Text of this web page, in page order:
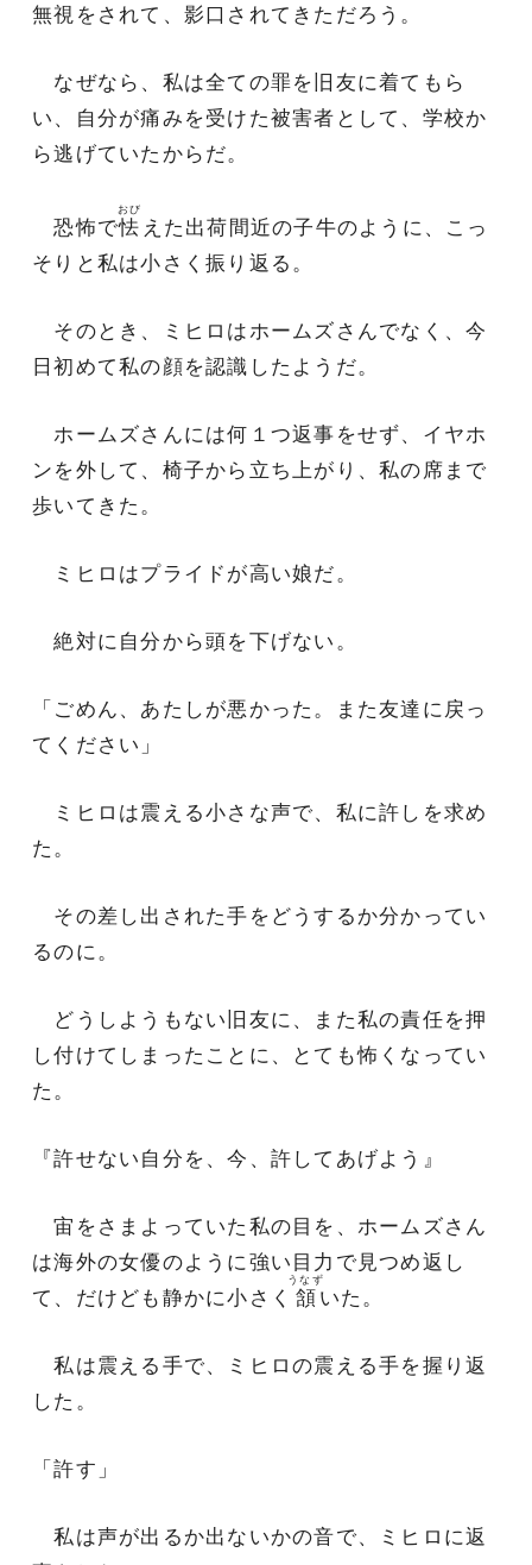
無視をされて、影口されてきただろう。
なぜなら、私は全ての罪を旧友に着てもら
い、自分が痛みを受けた被害者として、学校か
ら逃げていたからだ。
恐怖で怯
おび
えた出荷間近の子牛のように、こっ
そりと私は小さく振り返る。
そのとき、ミヒロはホームズさんでなく、今
日初めて私の顔を認識したようだ。
ホームズさんには何１つ返事をせず、イヤホ
ンを外して、椅子から立ち上がり、私の席まで
歩いてきた。
ミヒロはプライドが高い娘だ。
絶対に自分から頭を下げない。
「ごめん、あたしが悪かった。また友達に戻っ
てください」
ミヒロは震える小さな声で、私に許しを求め
た。
その差し出された手をどうするか分かってい
るのに。
どうしようもない旧友に、また私の責任を押
し付けてしまったことに、とても怖くなってい
た。
『許せない自分を、今、許してあげよう』
宙をさまよっていた私の目を、ホームズさん
は海外の女優のように強い目力で見つめ返し
て、だけども静かに小さく 頷
うなず
いた。
私は震える手で、ミヒロの震える手を握り返
した。
「許す」
私は声が出るか出ないかの音で、ミヒロに返